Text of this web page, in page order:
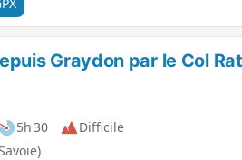
Graydon par le Col
5h 30
Difficile